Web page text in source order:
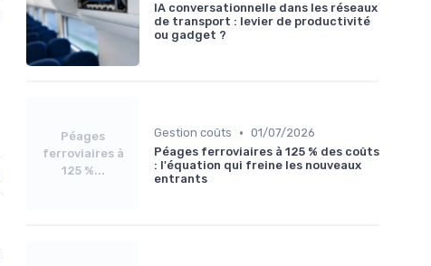
IA conversationnelle dans les réseaux
de transport : levier de productivité
ou gadget ?
Péages
ferroviaires à
125 %...
Gestion coûts • 01/07/2026
Péages ferroviaires à 125 % des coûts
: l'équation qui freine les nouveaux
entrants